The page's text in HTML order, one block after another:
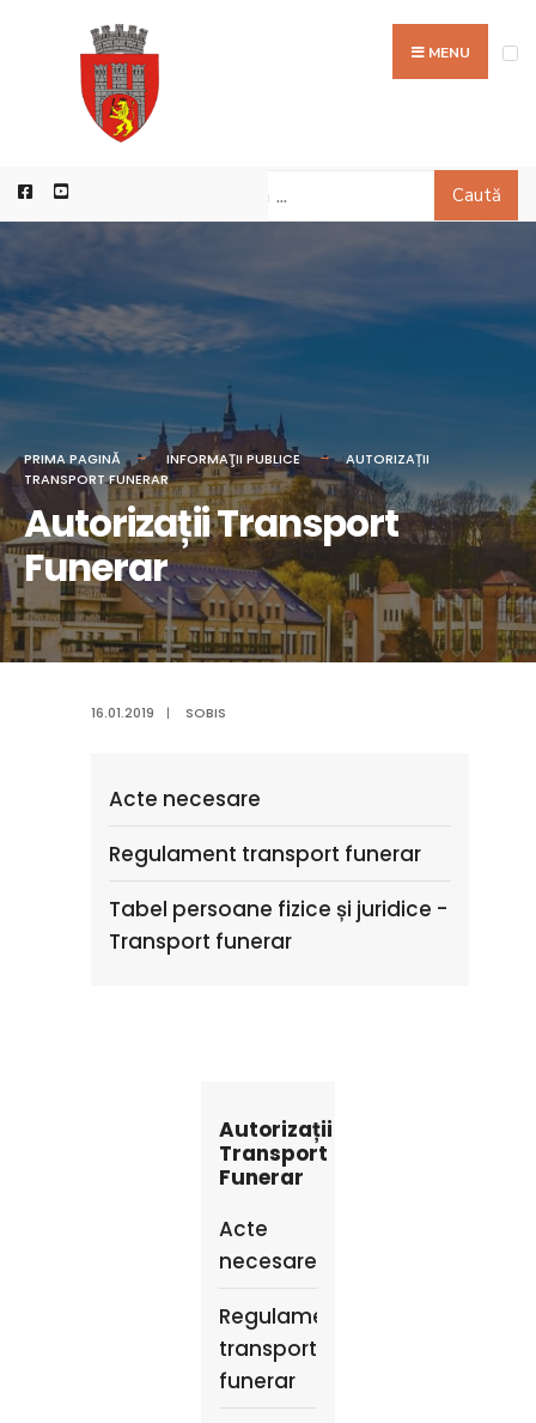
MENU
Caută
PRIMA PAGINĂ INFORMAŢII PUBLICE
AUTORIZAȚII
TRANSPORT FUNERAR
Autorizații Transport
Funerar
16.01.2019 | SOBIS
Acte necesare
Regulament transport funerar
Tabel persoane fizice și juridice -
Transport funerar
Autorizații
Transport
Funerar
Acte
necesare
Regulament
transport
funerar